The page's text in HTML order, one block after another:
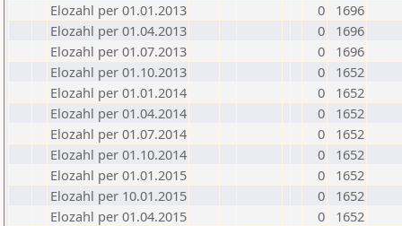
Elozahl per 01.01.2013
0
1696
Elozahl per 01.04.2013
0
1696
Elozahl per 01.07.2013
0
1696
Elozahl per 01.10.2013
0
1652
Elozahl per 01.01.2014
0
1652
Elozahl per 01.04.2014
0
1652
Elozahl per 01.07.2014
0
1652
Elozahl per 01.10.2014
0
1652
Elozahl per 01.01.2015
0
1652
Elozahl per 10.01.2015
0
1652
Elozahl per 01.04.2015
0
1652